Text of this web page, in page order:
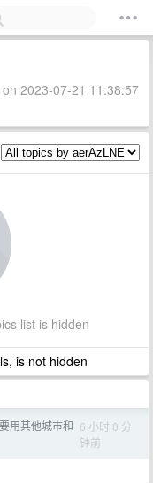
2023-07-21 11:38:57
list is hidden
is not hidden
用其他城市和 6 小时 0 分
钟前